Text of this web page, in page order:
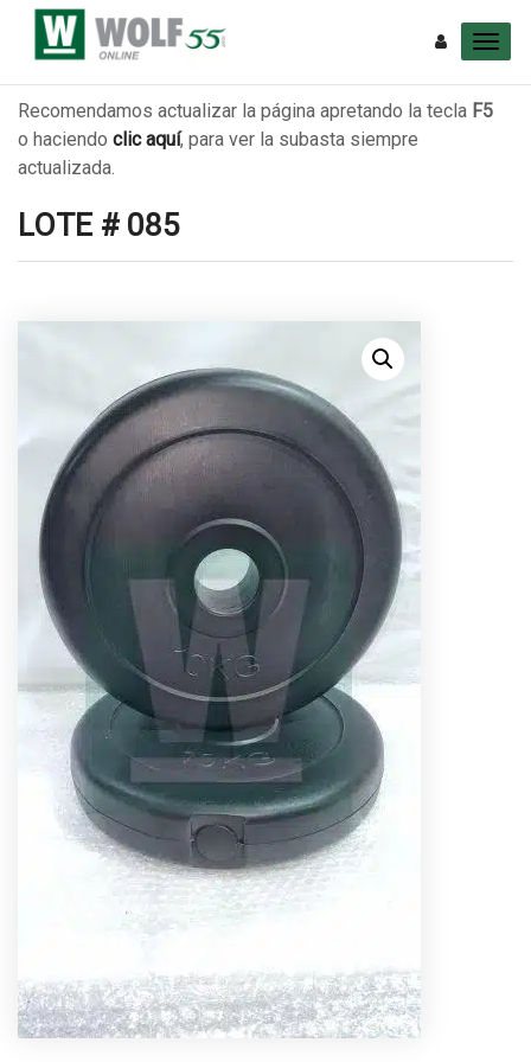
Recomendamos actualizar la página apretando la tecla F5
o haciendo clic aquí, para ver la subasta siempre
actualizada.
LOTE # 085